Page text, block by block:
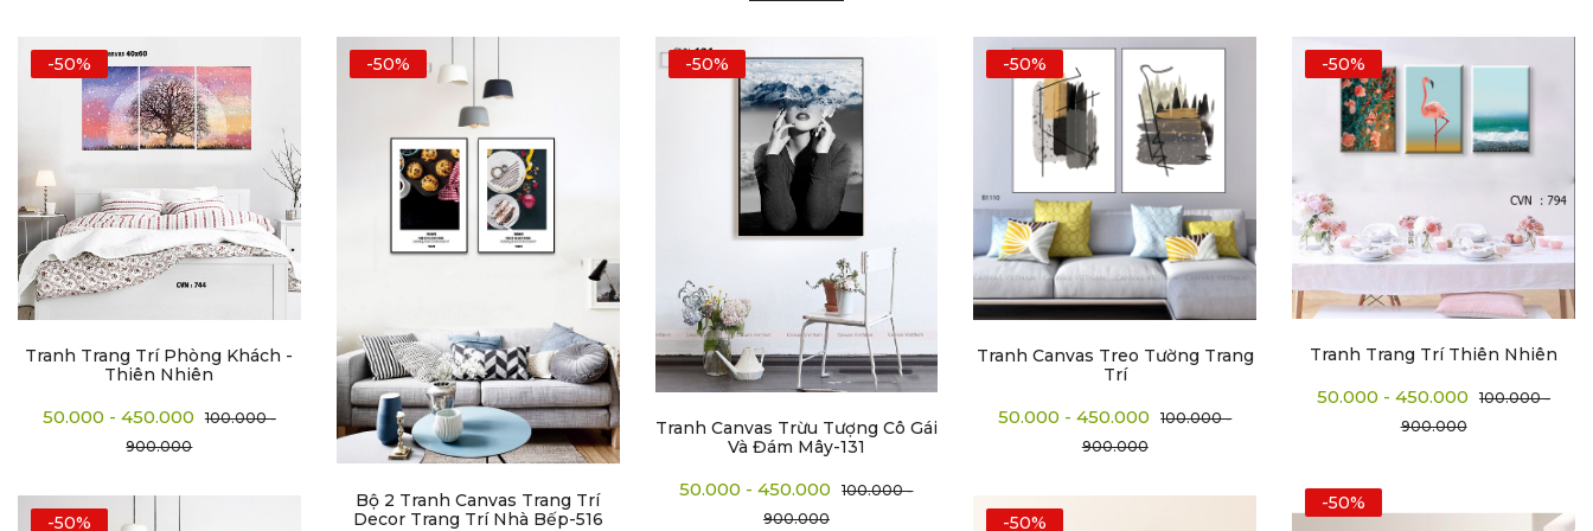
-50%
Tranh Trang Trí Phòng Khách -
Thiên Nhiên
50.000 - 450.000
100.000 -
900.000
-50%
-50%
Bộ 2 Tranh Canvas Trang Trí
Decor Trang Trí Nhà Bếp-516
-50%
Tranh Canvas Trừu Tượng Cô Gái
Và Đám Mây-131
50.000 - 450.000
100.000 -
900.000
-50%
Tranh Canvas Treo Tường Trang
Trí
50.000 - 450.000
100.000 -
900.000
-50%
-50%
Tranh Trang Trí Thiên Nhiên
50.000 - 450.000
100.000 -
900.000
-50%